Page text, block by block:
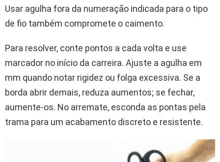
Usar agulha fora da numeração indicada para o tipo
de fio também compromete o caimento.
Para resolver, conte pontos a cada volta e use
marcador no início da carreira. Ajuste a agulha em
mm quando notar rigidez ou folga excessiva. Se a
borda abrir demais, reduza aumentos; se fechar,
aumente-os. No arremate, esconda as pontas pela
trama para um acabamento discreto e resistente.